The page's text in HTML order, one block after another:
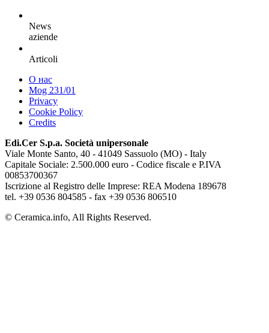
News
aziende
Articoli
О нас
Mog 231/01
Privacy
Cookie Policy
Credits
Edi.Cer S.p.a. Società unipersonale
Viale Monte Santo, 40 - 41049 Sassuolo (MO) - Italy
Capitale Sociale: 2.500.000 euro - Codice fiscale e P.IVA
00853700367
Iscrizione al Registro delle Imprese: REA Modena 189678
tel. +39 0536 804585 - fax +39 0536 806510
© Ceramica.info, All Rights Reserved.